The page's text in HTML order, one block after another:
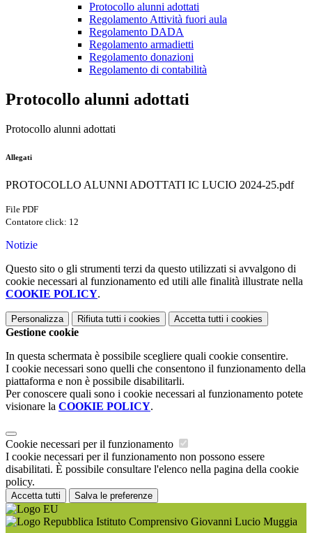
Protocollo alunni adottati
Regolamento Attività fuori aula
Regolamento DADA
Regolamento armadietti
Regolamento donazioni
Regolamento di contabilità
Protocollo alunni adottati
Protocollo alunni adottati
Allegati
PROTOCOLLO ALUNNI ADOTTATI IC LUCIO 2024-25.pdf
File PDF
Contatore click: 12
Notizie
Questo sito o gli strumenti terzi da questo utilizzati si avvalgono di
cookie necessari al funzionamento ed utili alle finalità illustrate nella
COOKIE POLICY.
Personalizza Rifiuta tutti i cookies Accetta tutti i cookies
Gestione cookie
In questa schermata è possibile scegliere quali cookie consentire.
I cookie necessari sono quelli che consentono il funzionamento della
piattaforma e non è possibile disabilitarli.
Per conoscere quali sono i cookie necessari al funzionamento potete
visionare la COOKIE POLICY.
Cookie necessari per il funzionamento
I cookie necessari per il funzionamento non possono essere
disabilitati. È possibile consultare l'elenco nella pagina della cookie
policy.
Accetta tutti Salva le preferenze
Istituto Comprensivo Giovanni Lucio Muggia